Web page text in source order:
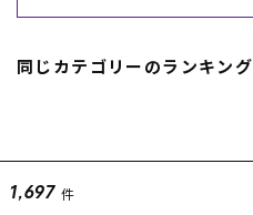
覧
中古/アウトレット サー
同じカテゴリーのランキング
1,697 件